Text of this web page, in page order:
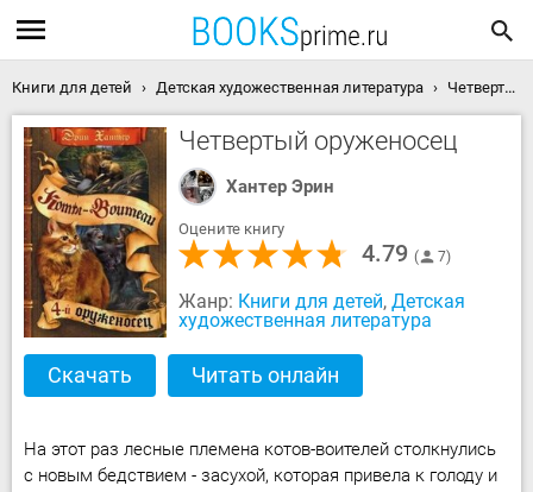
Книги для детей Детская художественная литература Четвертый оруженосец скачать книгу
Четвертый оруженосец
Хантер Эрин
Оцените книгу
4.79 7
Жанр: Книги для детей, Детская
художественная литература
Скачать Читать онлайн
На этот раз лесные племена котов-воителей столкнулись
с новым бедствием - засухой, которая привела к голоду и